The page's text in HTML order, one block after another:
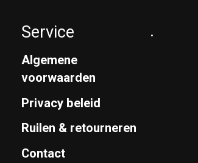
Service
Algemene
voorwaarden
Privacy beleid
Ruilen & retourneren
Contact
.